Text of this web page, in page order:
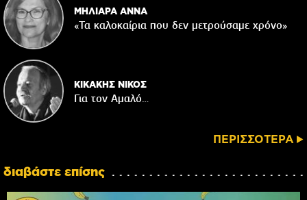
ΜΗΛΙΑΡΑ ΑΝΝΑ
«Τα καλοκαίρια που δεν μετρούσαμε χρόνο»
ΚΙΚΑΚΗΣ ΝΙΚΟΣ
Για τον Αμαλό…
ΠΕΡΙΣΣΟΤΕΡΑ
διαβάστε επίσης